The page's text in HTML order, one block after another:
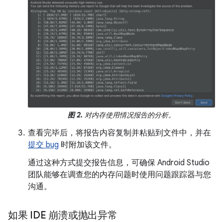
图 2. 对内存使用情况报告的分析。
查看完毕后，将报告内容复制并粘贴到文件中，并在
提交 bug 时附加该文件。
通过这种方式提交报告信息，可确保 Android Studio
团队能够在调查您的内存问题时使用问题跟踪器与您
沟通。
如果 IDE 崩溃或抛出异常